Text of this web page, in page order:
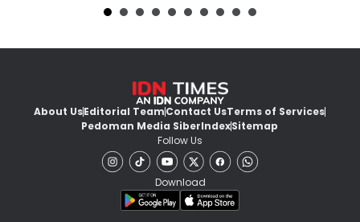
About UsEditorial TeamContact UsTerms of Services
Pedoman Media SiberIndexSitemap
Follow Us
Download